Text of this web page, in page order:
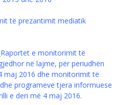
të prezantimit mediatik
e monitorimit të
në lajme, për periudhën
maj 2016 dhe monitorimit të
programeve tjera informuese
e deri më 4 maj 2016.